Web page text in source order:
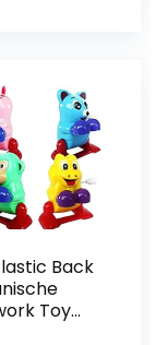
Back
Toy